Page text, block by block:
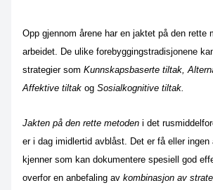
Opp gjennom årene har en jaktet på den rette
arbeidet. De ulike forebyggingstradisjonene
strategier som Kunnskapsbaserte tiltak,
Affektive tiltak og Sosialkognitive tiltak.
Jakten på den rette metoden i det
er i dag imidlertid avblåst. Det er få eller ingen
kjenner som kan dokumentere spesiell god
overfor en anbefaling av kombinasjon av